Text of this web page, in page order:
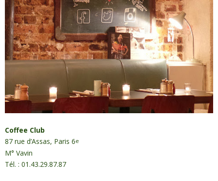
Coffee Club
87 rue d’Assas, Paris 6e
M° Vavin
Tél. : 01.43.29.87.87